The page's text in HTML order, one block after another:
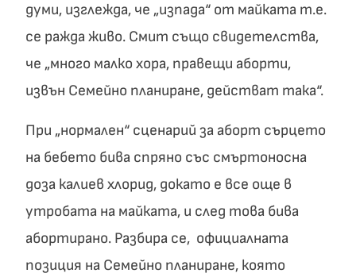
думи, изглежда, че „изпада“ от майката т.е.
се ражда живо. Смит също свидетелства,
че „много малко хора, правещи аборти,
извън Семейно планиране, действат така“.
При „нормален“ сценарий за аборт сърцето
на бебето бива спряно със смъртоносна
доза калиев хлорид, докато е все още в
утробата на майката, и след това бива
абортирано. Разбира се, официалната
позиция на Семейно планиране, която